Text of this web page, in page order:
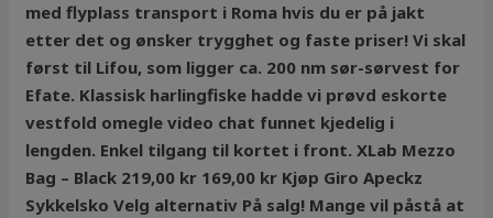
med flyplass transport i Roma hvis du er på jakt
etter det og ønsker trygghet og faste priser! Vi skal
først til Lifou, som ligger ca. 200 nm sør-sørvest for
Efate. Klassisk harlingfiske hadde vi prøvd eskorte
vestfold omegle video chat funnet kjedelig i
lengden. Enkel tilgang til kortet i front. XLab Mezzo
Bag – Black 219,00 kr 169,00 kr Kjøp Giro Apeckz
Sykkelsko Velg alternativ På salg! Mange vil påstå at